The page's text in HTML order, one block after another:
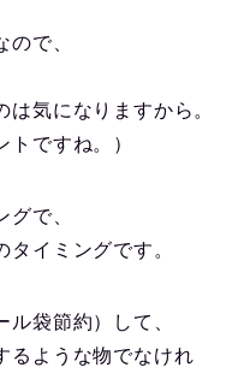
で、
気になりますから。
トですね。）
で、
イミングです。
袋節約）して、
るような物でなけれ